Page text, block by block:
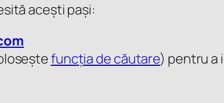
acești pași:
funcția de căutare) pentru a